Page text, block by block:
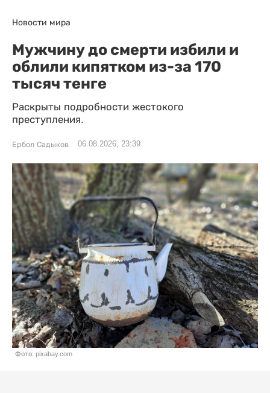
Новости мира
Мужчину до смерти избили и
облили кипятком из-за 170
тысяч тенге
Раскрыты подробности жестокого
преступления.
Ербол Садыков 06.08.2026, 23:39
Фото: pixabay.com